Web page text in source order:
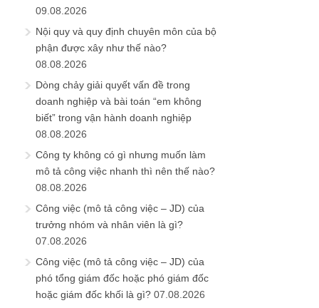
09.08.2026
Nội quy và quy định chuyên môn của bộ
phận được xây như thế nào?
08.08.2026
Dòng chảy giải quyết vấn đề trong
doanh nghiệp và bài toán “em không
biết” trong vận hành doanh nghiệp
08.08.2026
Công ty không có gì nhưng muốn làm
mô tả công việc nhanh thì nên thế nào?
08.08.2026
Công việc (mô tả công việc – JD) của
trưởng nhóm và nhân viên là gì?
07.08.2026
Công việc (mô tả công việc – JD) của
phó tổng giám đốc hoặc phó giám đốc
hoặc giám đốc khối là gì? 07.08.2026